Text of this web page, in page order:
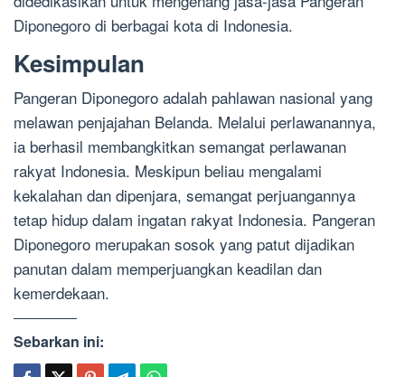
Diponegoro di berbagai kota di Indonesia.
Kesimpulan
Pangeran Diponegoro adalah pahlawan nasional yang
melawan penjajahan Belanda. Melalui perlawanannya,
ia berhasil membangkitkan semangat perlawanan
rakyat Indonesia. Meskipun beliau mengalami
kekalahan dan dipenjara, semangat perjuangannya
tetap hidup dalam ingatan rakyat Indonesia. Pangeran
Diponegoro merupakan sosok yang patut dijadikan
panutan dalam memperjuangkan keadilan dan
kemerdekaan.
Sebarkan ini: